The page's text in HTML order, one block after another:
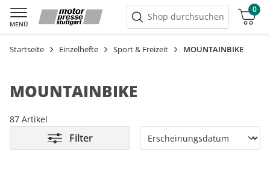
MENÜ
Shop durchsuchen
0
Warenkorb
Startseite Einzelhefte Sport & Freizeit MOUNTAINBIKE
MOUNTAINBIKE
87 Artikel
Filter